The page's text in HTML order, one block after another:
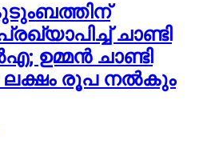
ചാണ്ടി
ഉമ്മൻ ചാണ്ടി
ലക്ഷം രൂപ നൽകും